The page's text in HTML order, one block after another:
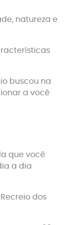
natureza e
buscou na
a você
que você
a dia
dos